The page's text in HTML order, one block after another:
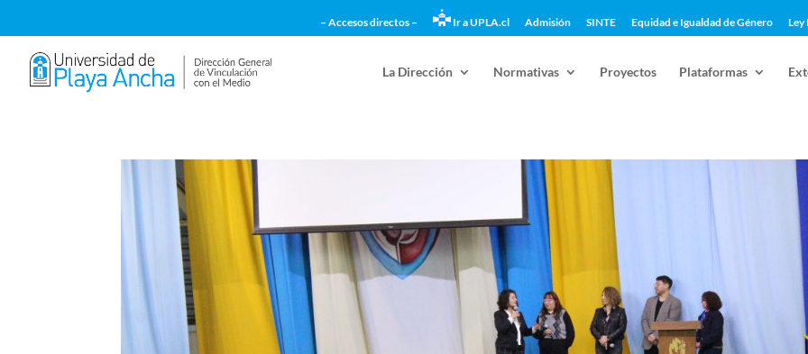
– Accesos directos – Ir a UPLA.cl Admisión SINTE Equidad e Igualdad de Género Ley
La Dirección Normativas Proyectos Plataformas